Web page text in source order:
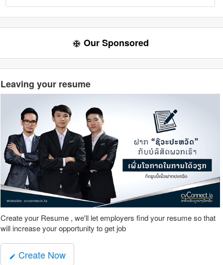
ac_unit Our Sponsored
Leaving your resume
Create your Resume , we'll let employers find your resume so that
will increase your opportunity to get job
mode_edit Create Now